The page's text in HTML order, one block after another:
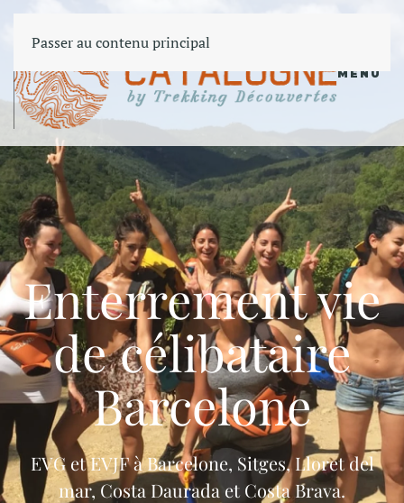
Passer au contenu principal
MENU
Enterrement vie
de célibataire
Barcelone
EVG et EVJF à Barcelone, Sitges, Lloret del
mar, Costa Daurada et Costa Brava.